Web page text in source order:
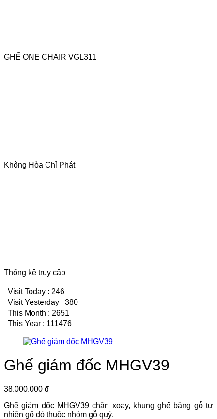
GHẾ ONE CHAIR VGL311
Không Hòa Chỉ Phát
Thống kê truy cập
Visit Today : 246
Visit Yesterday : 380
This Month : 2651
This Year : 111476
Ghế giám đốc MHGV39
38.000.000 đ
Ghế giám đốc MHGV39 chân xoay, khung ghế bằng gỗ tự
nhiên gõ đỏ thuộc nhóm gỗ quý.